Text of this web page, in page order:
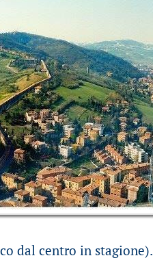
dal centro in stagione).